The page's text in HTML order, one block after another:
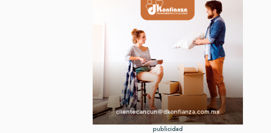
publicidad